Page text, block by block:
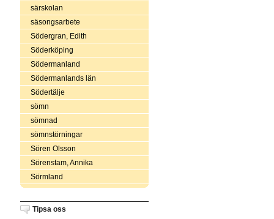
särskolan
säsongsarbete
Södergran, Edith
Söderköping
Södermanland
Södermanlands län
Södertälje
sömn
sömnad
sömnstörningar
Sören Olsson
Sörenstam, Annika
Sörmland
Tipsa oss